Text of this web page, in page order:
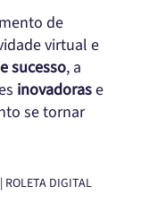
de
virtual e
sucesso, a
inovadorase
se tornar
ROLETA DIGITAL